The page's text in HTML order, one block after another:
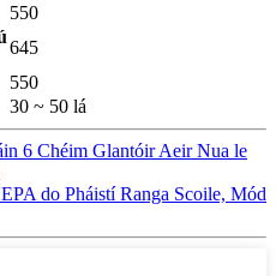
550
645
550
30 ~ 50 lá
6 Chéim Glantóir Aeir Nua le
do Pháistí Ranga Scoile, Mód